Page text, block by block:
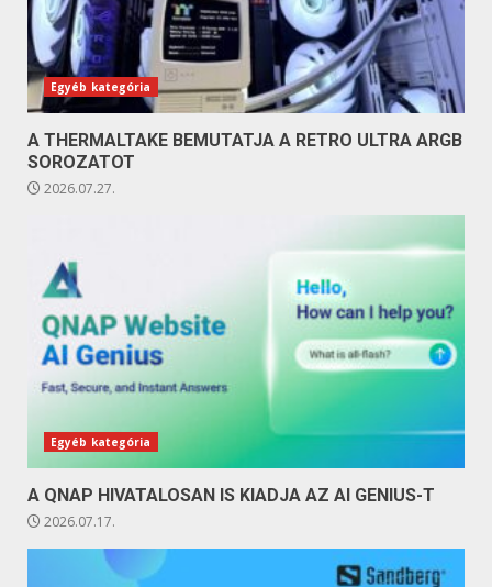
Egyéb kategória
A THERMALTAKE BEMUTATJA A RETRO ULTRA ARGB
SOROZATOT
2026.07.27.
Egyéb kategória
A QNAP HIVATALOSAN IS KIADJA AZ AI GENIUS-T
2026.07.17.